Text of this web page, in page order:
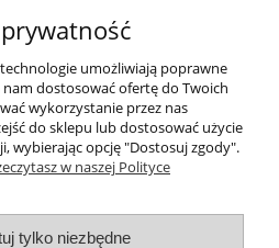
koszyka
( POCKET HOME )
umożliwiają poprawne
dostosować ofertę do Twoich
wykorzystanie przez nas
do sklepu lub dostosować użycie
wybierając opcję "Dostosuj zgody".
w naszej Polityce
tylko niezbędne